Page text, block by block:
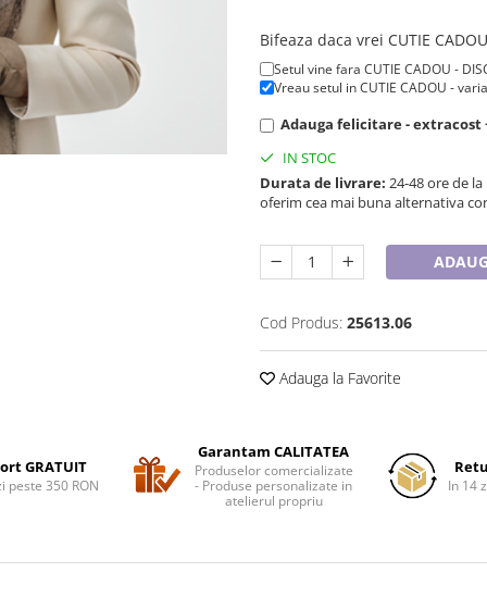
Bifeaza daca vrei CUTIE CADOU
Setul vine fara CUTIE CADOU -
Vreau setul in CUTIE CADOU -
Adauga felicitare - extracost
IN STOC
Durata de livrare: 24-48 ore de
oferim cea mai buna alternativa
Cod Produs: 25613.06
Adauga la Favorite
GRATUIT
peste 350 RON
Garantam CALITATEA
Produselor comercializate
- Produse personalizate in
atelierul propriu
In 14